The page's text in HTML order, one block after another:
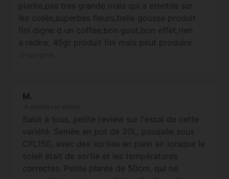
plante,pas tres grande mais qui s etentds sur
les cotès,superbes fleurs,belle gousse produit
fini digne d un coffee,bon gout,bon effet,rien
a redire, 45gr produit fini mais peut produire
un cable chauffant pour les plantes,et j ai eu
est sortie( 1ere fois que ca m arrive) mais l ai
vu assez vite pour replacer la graine et sa
racine minutieusement et elle a bien pris au
final , un retard d une bonne semaine sur les
autres,mais s est bien repris par la suite,c est
M.
Salut à tous, petite review sur l'essai de cette
variété. Semée en pot de 20L, poussée sous
CFL150, avec des sorties en plein air lorsque le
soleil était de sortie et les températures
correctes. Petite plante de 50cm, qui ne